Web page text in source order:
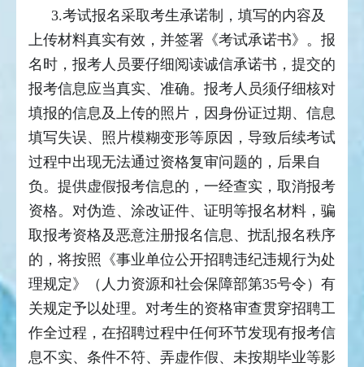
3.考试报名采取考生承诺制，填写的内容及
上传材料真实有效，并签署《考试承诺书》。报
名时，报考人员要仔细阅读诚信承诺书，提交的
报考信息应当真实、准确。报考人员须仔细核对
填报的信息及上传的照片，因身份证过期、信息
填写失误、照片模糊变形等原因，导致后续考试
过程中出现无法通过资格复审问题的，后果自
负。提供虚假报考信息的，一经查实，取消报考
资格。对伪造、涂改证件、证明等报名材料，骗
取报考资格及恶意注册报名信息、扰乱报名秩序
的，将按照《事业单位公开招聘违纪违规行为处
理规定》（人力资源和社会保障部第35号令）有
关规定予以处理。对考生的资格审查贯穿招聘工
作全过程，在招聘过程中任何环节发现有报考信
息不实、条件不符、弄虚作假、未按期毕业等影